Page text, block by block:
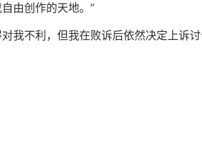
由创作的天地。”
我不利，但我在败诉后依然决定上诉